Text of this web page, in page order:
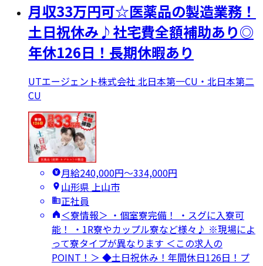
月収33万円可☆医薬品の製造業務！
土日祝休み♪社宅費全額補助あり◎
年休126日！長期休暇あり
UTエージェント株式会社 北日本第一CU・北日本第二
CU
月給240,000円〜334,000円
山形県 上山市
正社員
＜寮情報＞ ・個室寮完備！ ・スグに入寮可
能！ ・1R寮やカップル寮など様々♪ ※現場によ
って寮タイプが異なります ＜この求人の
POINT！＞ ◆土日祝休み！年間休日126日！プ